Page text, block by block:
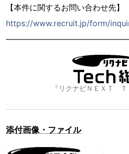
【本件に関するお問い合わせ先】
https://www.recruit.jp/form/
『リクナビＮＥＸＴ Ｔ
添付画像・ファイル